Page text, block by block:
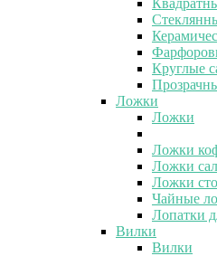
Круглые
Ложки
Ложки
Ложки
Ложки
Ложки
Чайные
Лопатки
Вилки
Вилки